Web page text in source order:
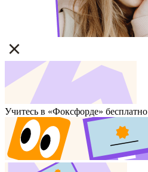
Учитесь в «Фоксфорде» бесплатно